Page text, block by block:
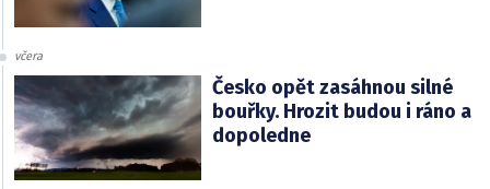
včera
Česko opět zasáhnou silné
bouřky. Hrozit budou i ráno a
dopoledne